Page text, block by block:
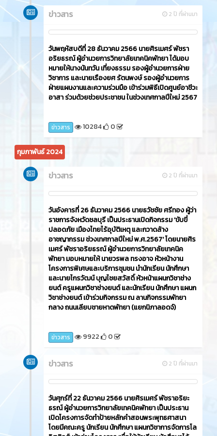
2 ปี ที่ผ่านมา
ข่าวสาร
วันพฤหัสบดีที่ 28 ธันวาคม 2566 นายศิรเมศร์ พัชรา
อริยธรณ์ ผู้อำนวยการวิทยาลัยเทคนิคพัทยา ได้มอบ
หมายให้นางนันทวัน เที่ยงธรรม รองผู้อำนวยการฝ่าย
วิชาการ และนายเรืองยศ รัตนพงษ์ รองผู้อำนวยการ
ฝ่ายแผนงานและความร่วมมือ เข้าร่วมพิธีเปิดศูนย์อาชีวะ
อาสา ร่วมด้วยช่วยประชาชน ในช่วงเทศกาลปีใหม่ 2567
ข่าวสาร 10284 0
กุมภาพันธ์ 2024
2 ปี ที่ผ่านมา
ข่าวสาร
วันอังคารที่ 26 ธันวาคม 2566​ นายธวัชชัย ศรีทอง ผู้ว่า
ราชการจังหวัดชลบุรี เป็นประธานเปิดกิจกรรม 'ขับขี่
ปลอดภัย เมืองไทยไร้อุบัติเหตุ และกวาดล้าง
อาชญากรรม ช่วงเทศกาลปีใหม่ พ.ศ.2567' โดยนายศิร
เมศร์ พัชราอริยธรณ์ ผู้อำนวยการวิทยาลัยเทคนิค
พัทยา มอบหมายให้ นายวรพล ทรงอาจ หัวหน้างาน
โครงการพิเศษและบริการชุมชน นำนักเรียน นักศึกษา
และนายไกรวัฒน์ บุญไชยสวัสดิ์ หัวหน้าแผนกวิชาช่าง
ยนต์ ครูแผนกวิชาช่างยนต์ และนักเรียน นักศึกษา แผนก
วิชาช่างยนต์ เข้าร่วมกิจกรรม ณ ลานกิจกรรมพัทยา
กลาง ถนนเลียบชายหาดพัทยา (แยกนิภาลอดจ์)
ข่าวสาร 9922 0
2 ปี ที่ผ่านมา
ข่าวสาร
วันศุกร์ที่ 22 ธันวาคม 2566​ นายศิรเมศร์ พัชราอริยะ
ธรณ์ ผู้อำนวยการวิทยาลัยเทคนิคพัทยา เป็นประธาน
เปิดโครงการจัดทำป้ายหลักคำสอนพระพุทธศาสนา
โดยมีคณะครู นักเรียน นักศึกษา แผนกวิชาการจัดการโล